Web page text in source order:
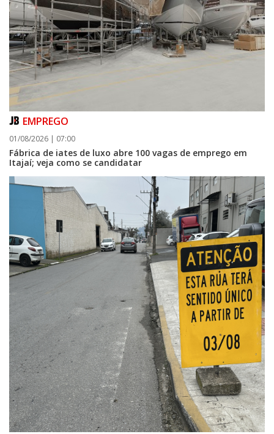
EMPREGO
01/08/2026 | 07:00
Fábrica de iates de luxo abre 100 vagas de emprego em
Itajaí; veja como se candidatar